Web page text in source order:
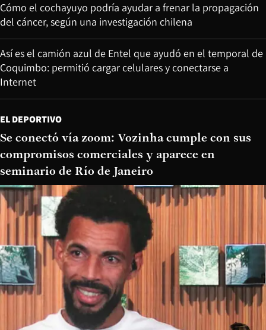
Cómo el cochayuyo podría ayudar a frenar la propagación
del cáncer, según una investigación chilena
Así es el camión azul de Entel que ayudó en el temporal de
Coquimbo: permitió cargar celulares y conectarse a
Internet
EL DEPORTIVO
Se conectó vía zoom: Vozinha cumple con sus
compromisos comerciales y aparece en
seminario de Río de Janeiro